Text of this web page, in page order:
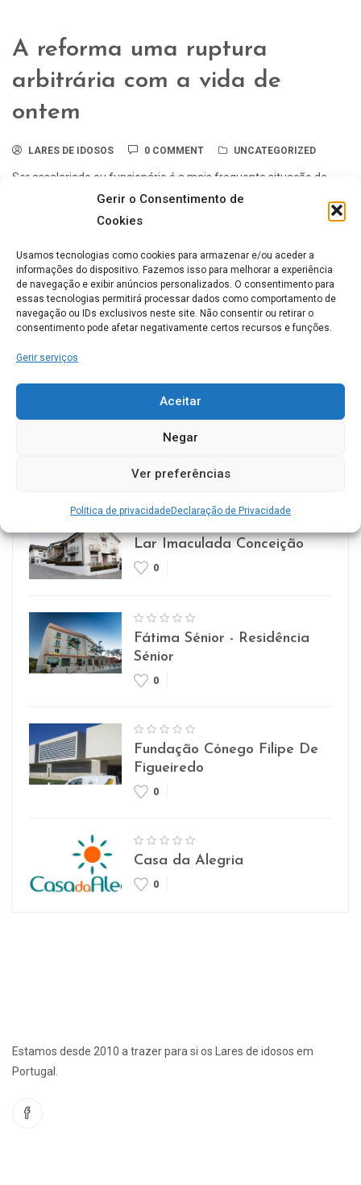
Gerir o Consentimento de
Cookies
Usamos tecnologias como cookies para armazenar e/ou aceder a
informações do dispositivo. Fazemos isso para melhorar a experiência
de navegação e exibir anúncios personalizados. O consentimento para
essas tecnologias permitirá processar dados como comportamento de
navegação ou IDs exclusivos neste site. Não consentir ou retirar o
consentimento pode afetar negativamente certos recursos e funções.
Gerir serviços
Aceitar
Negar
Ver preferências
Politica de privacidadeDeclaração de Privacidade
A reforma uma ruptura
arbitrária com a vida de
ontem
LARES DE IDOSOS 0 COMMENT UNCATEGORIZED
Ser assalariado ou funcionário é a mais frequente situação de
trabalho na sociedade; daí decorre obrigatoriamente a
necessidade da reforma, ou seja, a cessação ...
Lares de idosos mais Populares
Casa de Repouso Chalet
0
Lar Imaculada Conceição
0
Fátima Sénior - Residência
Sénior
0
Fundação Cónego Filipe De
Figueiredo
0
Casa da Alegria
0
Estamos desde 2010 a trazer para si os Lares de idosos em
Portugal.